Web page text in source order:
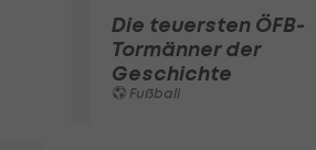
Die teuersten ÖFB-
Tormänner der
Geschichte
Fußball